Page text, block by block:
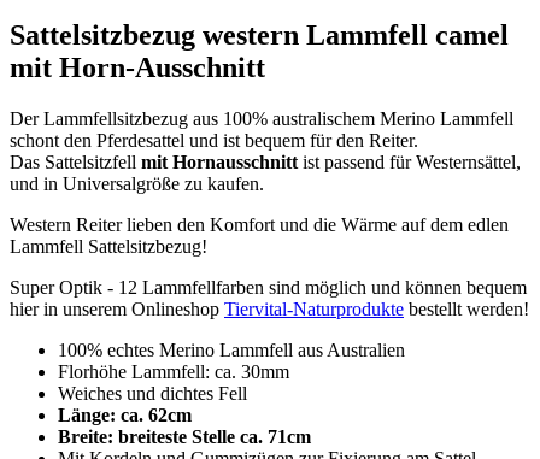
Sattelsitzbezug western Lammfell camel
mit Horn-Ausschnitt
Der Lammfellsitzbezug aus 100% australischem Merino Lammfell
schont den Pferdesattel und ist bequem für den Reiter.
Das Sattelsitzfell mit Hornausschnitt ist passend für Westernsättel,
und in Universalgröße zu kaufen.
Western Reiter lieben den Komfort und die Wärme auf dem edlen
Lammfell Sattelsitzbezug!
Super Optik - 12 Lammfellfarben sind möglich und können bequem
hier in unserem Onlineshop Tiervital-Naturprodukte bestellt werden!
100% echtes Merino Lammfell aus Australien
Florhöhe Lammfell: ca. 30mm
Weiches und dichtes Fell
Länge: ca. 62cm
Breite: breiteste Stelle ca. 71cm